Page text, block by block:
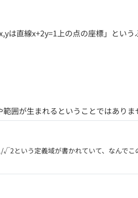
は直線x+2y=1上の点の座標」とい
囲が生まれるということではありま
という定義域が書かれていて、なんでこ